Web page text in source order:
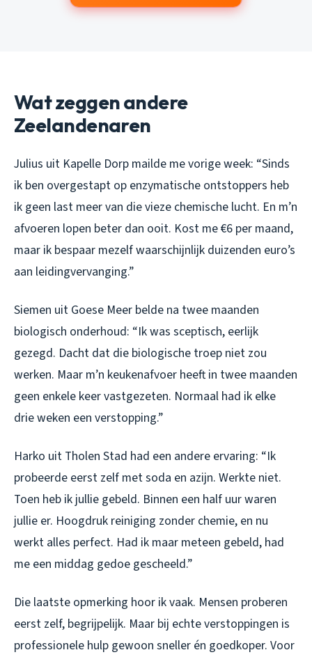
Wat zeggen andere
Zeelandenaren
Julius uit Kapelle Dorp mailde me vorige week: “Sinds
ik ben overgestapt op enzymatische ontstoppers heb
ik geen last meer van die vieze chemische lucht. En m’n
afvoeren lopen beter dan ooit. Kost me €6 per maand,
maar ik bespaar mezelf waarschijnlijk duizenden euro’s
aan leidingvervanging.”
Siemen uit Goese Meer belde na twee maanden
biologisch onderhoud: “Ik was sceptisch, eerlijk
gezegd. Dacht dat die biologische troep niet zou
werken. Maar m’n keukenafvoer heeft in twee maanden
geen enkele keer vastgezeten. Normaal had ik elke
drie weken een verstopping.”
Harko uit Tholen Stad had een andere ervaring: “Ik
probeerde eerst zelf met soda en azijn. Werkte niet.
Toen heb ik jullie gebeld. Binnen een half uur waren
jullie er. Hoogdruk reiniging zonder chemie, en nu
werkt alles perfect. Had ik maar meteen gebeld, had
me een middag gedoe gescheeld.”
Die laatste opmerking hoor ik vaak. Mensen proberen
eerst zelf, begrijpelijk. Maar bij echte verstoppingen is
professionele hulp gewoon sneller én goedkoper. Voor